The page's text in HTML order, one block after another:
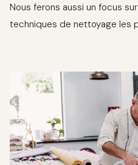
Nous ferons aussi un focus
techniques de nettoyage les